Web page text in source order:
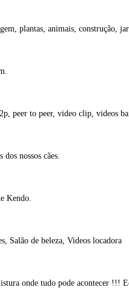
plantas, animais, construção,
peer to peer, video clip, videos
dos nossos cães.
Kendo.
Salão de beleza, Videos locadora
onde tudo pode acontecer !!!